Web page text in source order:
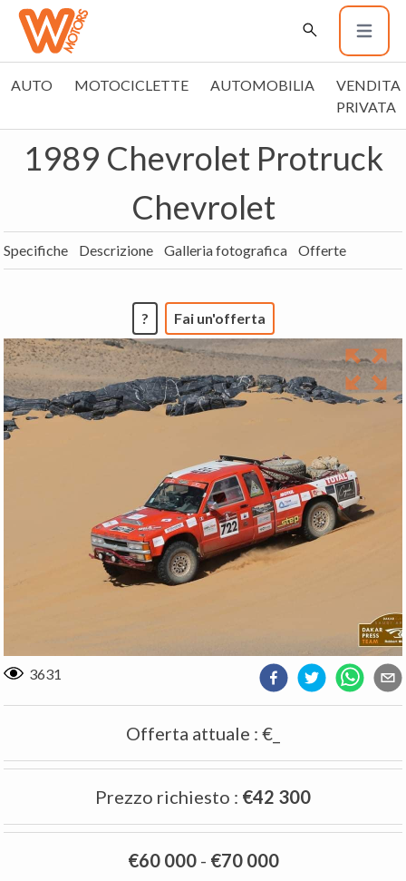
AUTO MOTOCICLETTE AUTOMOBILIA
VENDITA
PRIVATA
1989 Chevrolet Protruck
Chevrolet
Specifiche Descrizione Galleria fotografica Offerte
? Fai un'offerta
3631
Offerta attuale : €_
Prezzo richiesto : €42 300
€60 000- €70 000